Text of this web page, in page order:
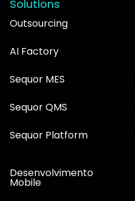
Solutions
Outsourcing
AI Factory
Sequor MES
Sequor QMS
Sequor Platform
Desenvolvimento
Mobile